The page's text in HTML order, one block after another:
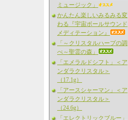
ミュージック」
かんたん楽しいみるみる変
わる『宇宙ボールサウンド
メディテーション』
「～クリスタルハープの調
べ～聖霊の森」
「エメラルドシフト」＜ア
ンダラクリスタル＞
（17.1g）
「アースシャーマン」＜ア
ンダラクリスタル＞
（24.6g）
「エレクトリックブルー」